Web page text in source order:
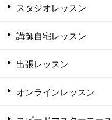
スタジオレッスン
講師自宅レッスン
出張レッスン
オンラインレッスン